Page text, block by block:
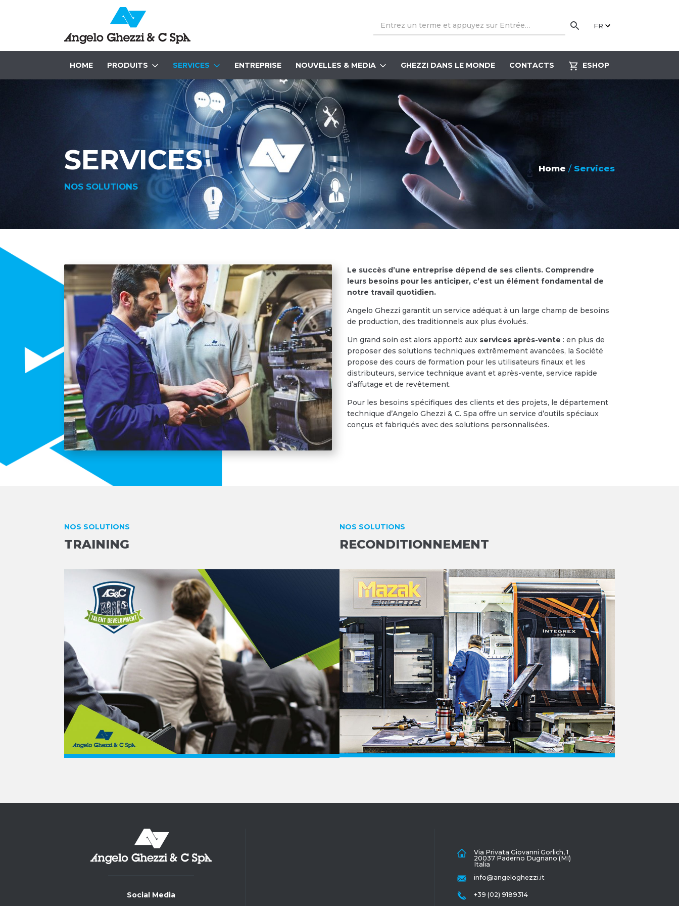
Cerca
FR
HOME PRODUITS SERVICES ENTREPRISE NOUVELLES & MEDIA GHEZZI DANS LE MONDE CONTACTS ESHOP
SERVICES
NOS SOLUTIONS
Home / Services
Le succès d’une entreprise dépend de ses clients. Comprendre
leurs besoins pour les anticiper, c’est un élément fondamental de
notre travail quotidien.
Angelo Ghezzi garantit un service adéquat à un large champ de besoins
de production, des traditionnels aux plus évolués.
Un grand soin est alors apporté aux services après-vente : en plus de
proposer des solutions techniques extrêmement avancées, la Société
propose des cours de formation pour les utilisateurs finaux et les
distributeurs, service technique avant et après-vente, service rapide
d’affutage et de revêtement.
Pour les besoins spécifiques des clients et des projets, le département
technique d’Angelo Ghezzi & C. Spa offre un service d’outils spéciaux
conçus et fabriqués avec des solutions personnalisées.
NOS SOLUTIONS
TRAINING
NOS SOLUTIONS
RECONDITIONNEMENT
Social Media
Via Privata Giovanni Gorlich, 1
20037 Paderno Dugnano (MI)
Italia
info@angeloghezzi.it
+39 (02) 9189314